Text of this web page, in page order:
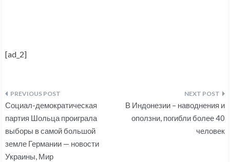
[ad_2]
Навигация
по
записям
Социал-демократическая
партия Шольца проиграла
выборы в самой большой
земле Германии — новости
Украины, Мир
В Индонезии – наводнения и
оползни, погибли более 40
человек